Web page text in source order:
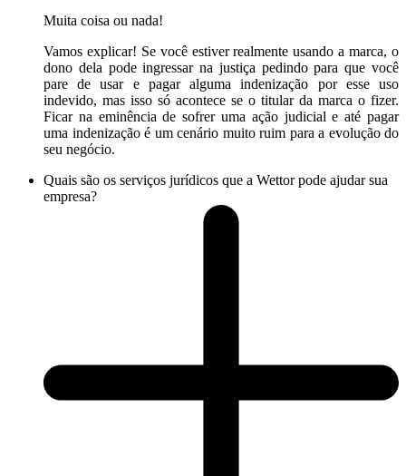
Muita coisa ou nada!
Vamos explicar! Se você estiver realmente usando a marca, o
dono dela pode ingressar na justiça pedindo para que você
pare de usar e pagar alguma indenização por esse uso
indevido, mas isso só acontece se o titular da marca o fizer.
Ficar na eminência de sofrer uma ação judicial e até pagar
uma indenização é um cenário muito ruim para a evolução do
seu negócio.
Quais são os serviços jurídicos que a Wettor pode ajudar sua
empresa?